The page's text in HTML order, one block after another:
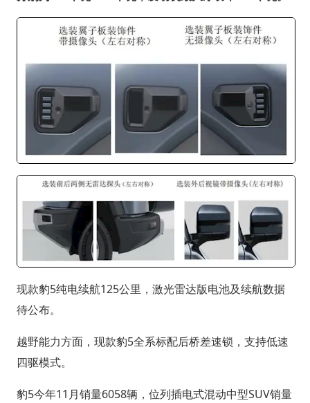
现款豹5纯电续航125公里，激光雷达版电池及续航数据
待公布。
越野能力方面，现款豹5全系标配后桥差速锁，支持低速
四驱模式。
豹5今年11月销量6058辆，位列插电式混动中型SUV销量